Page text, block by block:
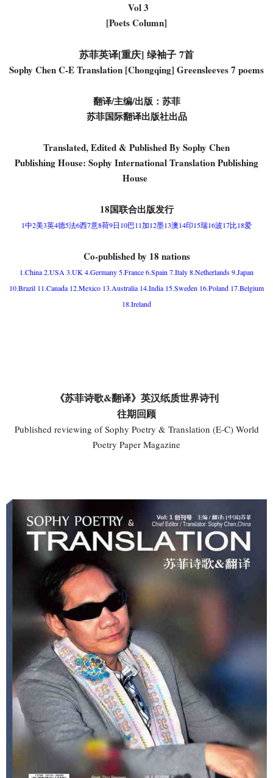
Vol 3
[Poets Column]
苏菲英译[重庆] 绿袖子 7首
Sophy Chen C-E Translation [Chongqing] Greensleeves 7 poems
翻译/主编/出版：苏菲
苏菲国际翻译出版社出品
Translated, Edited & Published By Sophy Chen
Publishing House: Sophy International Translation Publishing
House
18国联合出版发行
1中2美3英4德5法6西7意8荷9日10巴11加12墨13澳14印15瑞16波17比18爱
Co-published by 18 nations
1.China 2.USA 3.UK 4.Germany 5.France 6.Spain 7.Italy 8.Netherlands 9.Japan
10.Brazil 11.Canada 12.Mexico 13.Australia 14.India 15.Sweden 16.Poland 17.Belgium
18.Ireland
《苏菲诗歌&翻译》英汉纸质世界诗刊
往期回顾
Published reviewing of Sophy Poetry & Translation (E-C) World
Poetry Paper Magazine